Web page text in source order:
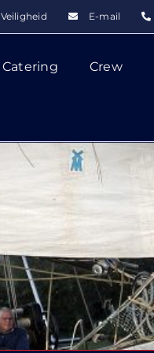
Veiligheid E-mail
Catering Crew